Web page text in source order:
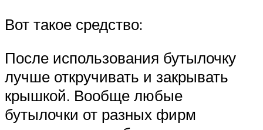
Вот такое средство:
После использования бутылочку
лучше откручивать и закрывать
крышкой. Вообще любые
бутылочки от разных фирм